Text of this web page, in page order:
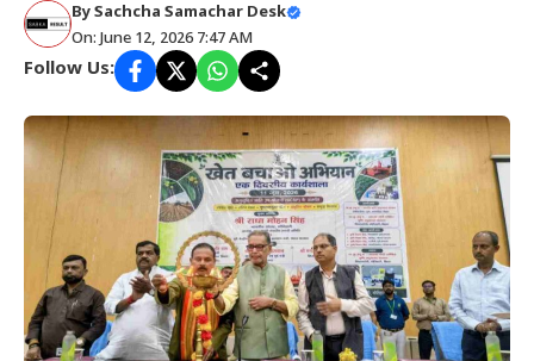
BySachcha Samachar Desk
On: June 12, 2026 7:47 AM
Follow Us: